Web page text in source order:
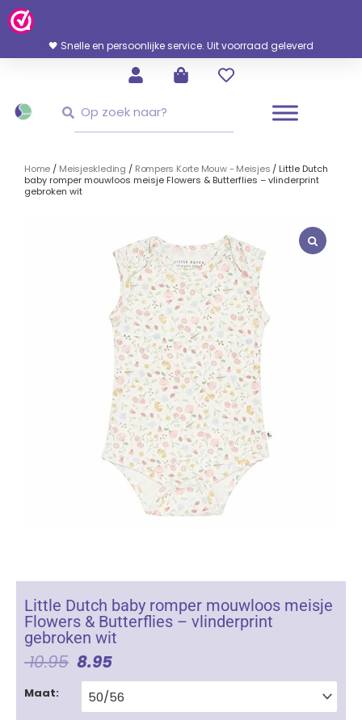
Ga
Naar
Inhoud
🖤 Snelle en persoonlijke service. Uit voorraad geleverd
Home / Meisjeskleding / Rompers Korte Mouw - Meisjes / Little Dutch
baby romper mouwloos meisje Flowers & Butterflies – vlinderprint
gebroken wit
Little Dutch baby romper mouwloos meisje
Flowers & Butterflies – vlinderprint
gebroken wit
10.95 Oorspronkelijke
Prijs
Was:
€ 10.95.
8.95Huidige
Prijs
Is:
€ 8.95.
Maat:
Little